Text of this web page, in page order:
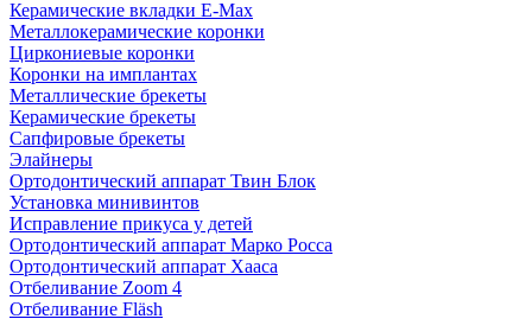
Керамические вкладки E-Max
Металлокерамические коронки
Циркониевые коронки
Коронки на имплантах
Металлические брекеты
Керамические брекеты
Сапфировые брекеты
Элайнеры
Ортодонтический аппарат Твин Блок
Установка минивинтов
Исправление прикуса у детей
Ортодонтический аппарат Марко Росса
Ортодонтический аппарат Хааса
Отбеливание Zoom 4
Отбеливание Fläsh